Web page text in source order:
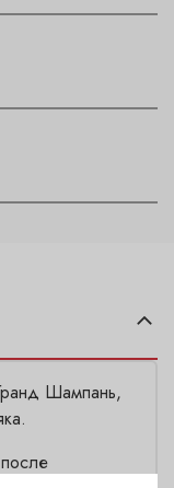
Шампань,